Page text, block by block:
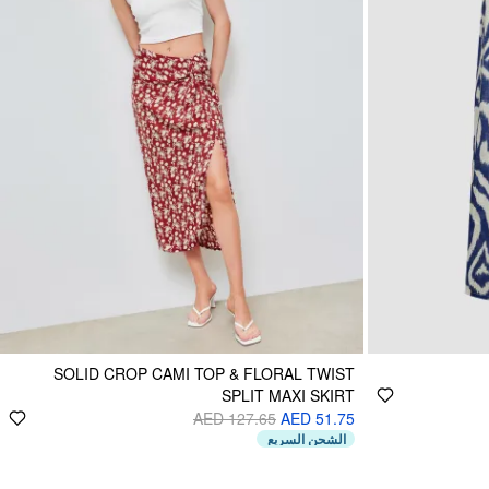
SOLID CROP CAMI TOP & FLORAL TWIST
SPLIT MAXI SKIRT
AED 51.75
AED 127.65
الشحن السريع